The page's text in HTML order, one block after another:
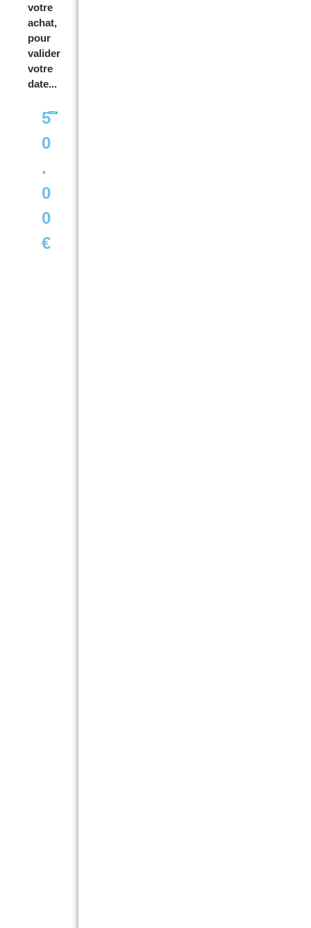
votre
achat,
pour
valider
votre
date...
5
0
.
0
0
€